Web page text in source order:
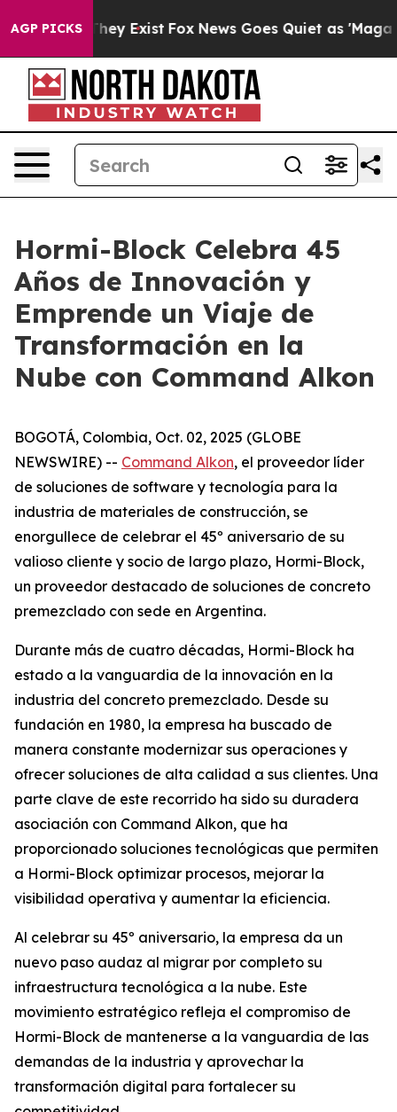
AGP PICKS
Proof They Exist Fox News Goes Quiet as 'Maga
Hormi-Block Celebra 45
Años de Innovación y
Emprende un Viaje de
Transformación en la
Nube con Command Alkon
BOGOTÁ, Colombia, Oct. 02, 2025 (GLOBE
NEWSWIRE) -- Command Alkon, el proveedor líder
de soluciones de software y tecnología para la
industria de materiales de construcción, se
enorgullece de celebrar el 45º aniversario de su
valioso cliente y socio de largo plazo, Hormi-Block,
un proveedor destacado de soluciones de concreto
premezclado con sede en Argentina.
Durante más de cuatro décadas, Hormi-Block ha
estado a la vanguardia de la innovación en la
industria del concreto premezclado. Desde su
fundación en 1980, la empresa ha buscado de
manera constante modernizar sus operaciones y
ofrecer soluciones de alta calidad a sus clientes. Una
parte clave de este recorrido ha sido su duradera
asociación con Command Alkon, que ha
proporcionado soluciones tecnológicas que permiten
a Hormi-Block optimizar procesos, mejorar la
visibilidad operativa y aumentar la eficiencia.
Al celebrar su 45º aniversario, la empresa da un
nuevo paso audaz al migrar por completo su
infraestructura tecnológica a la nube. Este
movimiento estratégico refleja el compromiso de
Hormi-Block de mantenerse a la vanguardia de las
demandas de la industria y aprovechar la
transformación digital para fortalecer su